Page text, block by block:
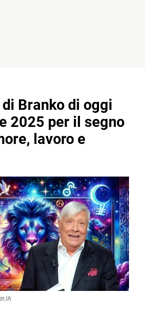
Branko di oggi
2025 per il segno
lavoro e
IA